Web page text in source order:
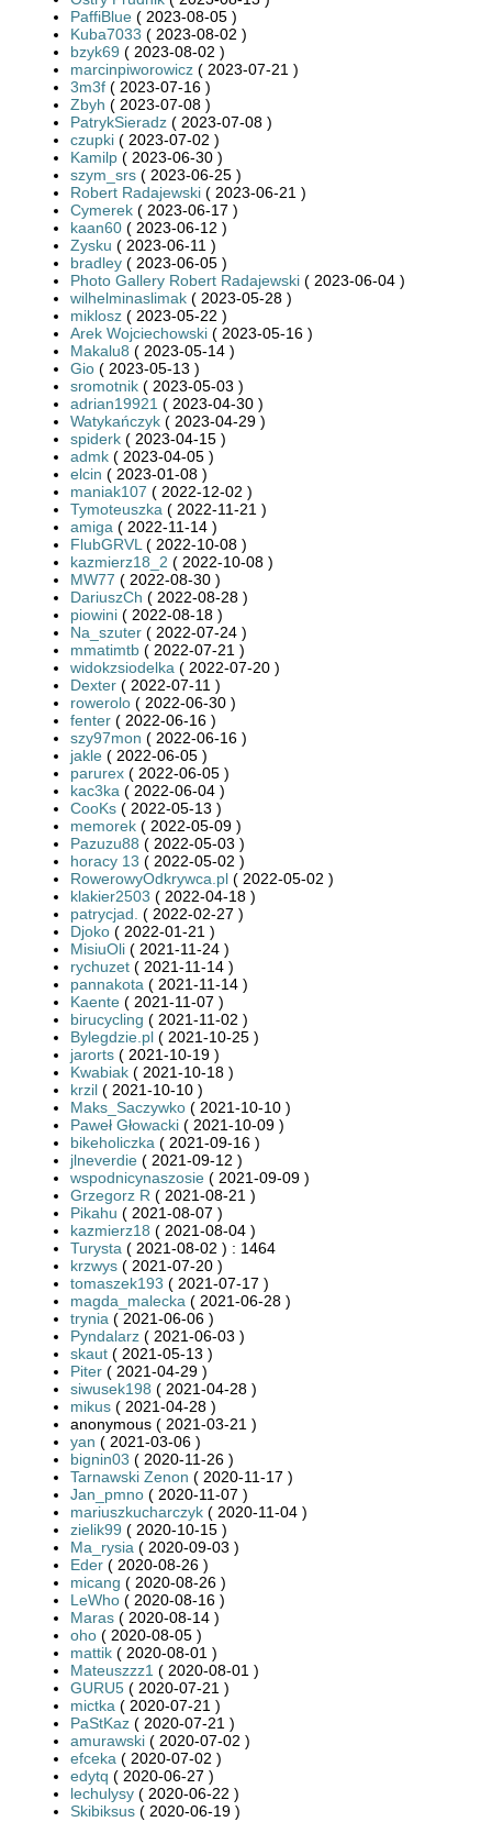
PaffiBlue ( 2023-08-05 )
Kuba7033 ( 2023-08-02 )
bzyk69 ( 2023-08-02 )
marcinpiworowicz ( 2023-07-21 )
3m3f ( 2023-07-16 )
Zbyh ( 2023-07-08 )
PatrykSieradz ( 2023-07-08 )
czupki ( 2023-07-02 )
Kamilp ( 2023-06-30 )
szym_srs ( 2023-06-25 )
Robert Radajewski ( 2023-06-21 )
Cymerek ( 2023-06-17 )
kaan60 ( 2023-06-12 )
Zysku ( 2023-06-11 )
bradley ( 2023-06-05 )
Photo Gallery Robert Radajewski ( 2023-06-04 )
wilhelminaslimak ( 2023-05-28 )
miklosz ( 2023-05-22 )
Arek Wojciechowski ( 2023-05-16 )
Makalu8 ( 2023-05-14 )
Gio ( 2023-05-13 )
sromotnik ( 2023-05-03 )
adrian19921 ( 2023-04-30 )
Watykańczyk ( 2023-04-29 )
spiderk ( 2023-04-15 )
admk ( 2023-04-05 )
elcin ( 2023-01-08 )
maniak107 ( 2022-12-02 )
Tymoteuszka ( 2022-11-21 )
amiga ( 2022-11-14 )
FlubGRVL ( 2022-10-08 )
kazmierz18_2 ( 2022-10-08 )
MW77 ( 2022-08-30 )
DariuszCh ( 2022-08-28 )
piowini ( 2022-08-18 )
Na_szuter ( 2022-07-24 )
mmatimtb ( 2022-07-21 )
widokzsiodelka ( 2022-07-20 )
Dexter ( 2022-07-11 )
rowerolo ( 2022-06-30 )
fenter ( 2022-06-16 )
szy97mon ( 2022-06-16 )
jakle ( 2022-06-05 )
parurex ( 2022-06-05 )
kac3ka ( 2022-06-04 )
CooKs ( 2022-05-13 )
memorek ( 2022-05-09 )
Pazuzu88 ( 2022-05-03 )
horacy 13 ( 2022-05-02 )
RowerowyOdkrywca.pl ( 2022-05-02 )
klakier2503 ( 2022-04-18 )
patrycjad. ( 2022-02-27 )
Djoko ( 2022-01-21 )
MisiuOli ( 2021-11-24 )
rychuzet ( 2021-11-14 )
pannakota ( 2021-11-14 )
Kaente ( 2021-11-07 )
birucycling ( 2021-11-02 )
Bylegdzie.pl ( 2021-10-25 )
jarorts ( 2021-10-19 )
Kwabiak ( 2021-10-18 )
krzil ( 2021-10-10 )
Maks_Saczywko ( 2021-10-10 )
Paweł Głowacki ( 2021-10-09 )
bikeholiczka ( 2021-09-16 )
jlneverdie ( 2021-09-12 )
wspodnicynaszosie ( 2021-09-09 )
Grzegorz R ( 2021-08-21 )
Pikahu ( 2021-08-07 )
kazmierz18 ( 2021-08-04 )
Turysta ( 2021-08-02 ) : 1464
krzwys ( 2021-07-20 )
tomaszek193 ( 2021-07-17 )
magda_malecka ( 2021-06-28 )
trynia ( 2021-06-06 )
Pyndalarz ( 2021-06-03 )
skaut ( 2021-05-13 )
Piter ( 2021-04-29 )
siwusek198 ( 2021-04-28 )
mikus ( 2021-04-28 )
anonymous ( 2021-03-21 )
yan ( 2021-03-06 )
bignin03 ( 2020-11-26 )
Tarnawski Zenon ( 2020-11-17 )
Jan_pmno ( 2020-11-07 )
mariuszkucharczyk ( 2020-11-04 )
zielik99 ( 2020-10-15 )
Ma_rysia ( 2020-09-03 )
Eder ( 2020-08-26 )
micang ( 2020-08-26 )
LeWho ( 2020-08-16 )
Maras ( 2020-08-14 )
oho ( 2020-08-05 )
mattik ( 2020-08-01 )
Mateuszzz1 ( 2020-08-01 )
GURU5 ( 2020-07-21 )
mictka ( 2020-07-21 )
PaStKaz ( 2020-07-21 )
amurawski ( 2020-07-02 )
efceka ( 2020-07-02 )
edytq ( 2020-06-27 )
lechulysy ( 2020-06-22 )
Skibiksus ( 2020-06-19 )